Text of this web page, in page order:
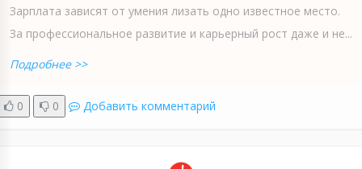
Зарплата зависят от умения лизать одно известное место.
За профессиональное развитие и карьерный рост даже и не...
Подробнее >>
0 0 Добавить комментарий